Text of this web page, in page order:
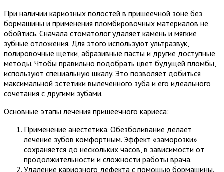
При наличии кариозных полостей в пришеечной зоне без
бормашины и применения пломбировочных материалов не
обойтись. Сначала стоматолог удаляет камень и мягкие
зубные отложения. Для этого используют ультразвук,
полировочные щетки, абразивные пасты и другие доступные
методы. Чтобы правильно подобрать цвет будущей пломбы,
используют специальную шкалу. Это позволяет добиться
максимальной эстетики вылеченного зуба и его идеального
сочетания с другими зубами.
Основные этапы лечения пришеечного кариеса:
Применение анестетика. Обезболивание делает
лечение зубов комфортным. Эффект «заморозки»
сохраняется до нескольких часов, в зависимости от
продолжительности и сложности работы врача.
Удаление кариозного дефекта с помощью бормашины.